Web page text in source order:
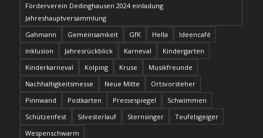
Förderverein Dedinghausen 2024 einladung
Jahreshauptversammlung
Gahmann
Gemeinsamkeit GfK Hella
Ideencafé
inklusion
Jahresrückblick Karneval
Kindergarten
Kinderkarneval
Kolping Kruse
Musikfreunde
Nachhaltigkeitsmesse
Neue Mitte
Ortsvorsteher
Pinnwand
Postkarten Pressespiegel
Schwimmen
Schützenfest
Silvesterlauf Sternsinger
Teufelsgeiger
Wespenschwarm